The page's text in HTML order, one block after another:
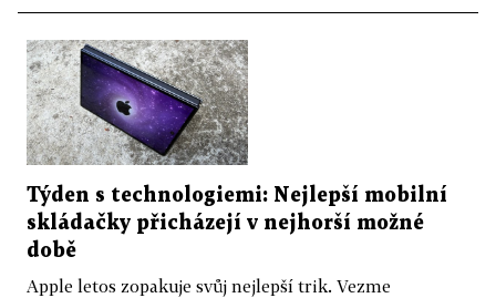
Týden s technologiemi: Nejlepší mobilní
skládačky přicházejí v nejhorší možné
době
Apple letos zopakuje svůj nejlepší trik. Vezme